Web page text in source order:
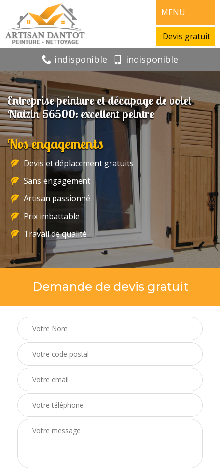
MENU
Devis gratuit
indisponible indisponible
Entreprise peinture et décapage de volet
Naizin 56500: excellent peintre
Nos engagements
Devis et déplacement gratuits
Sans engagement
Artisan passionné
Prix imbattable
Travail de qualité
Demande de devis gratuit